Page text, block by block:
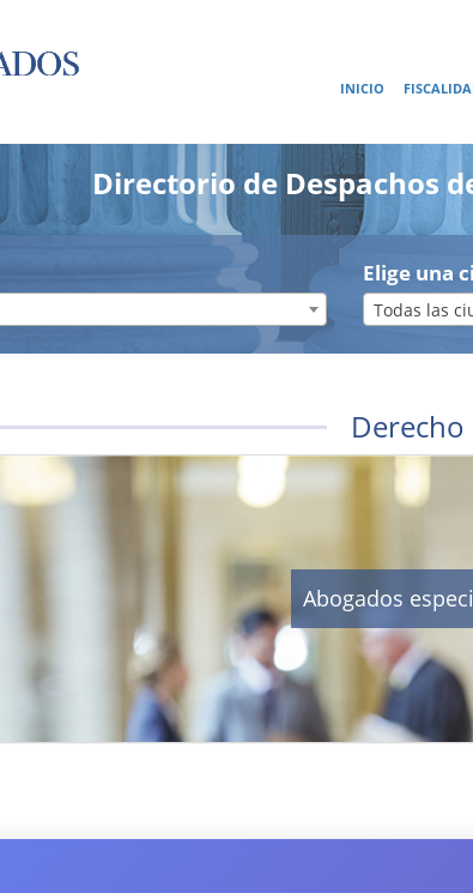
INICIO
Directorio de Despachos
Elige una
Todas las
Abogados